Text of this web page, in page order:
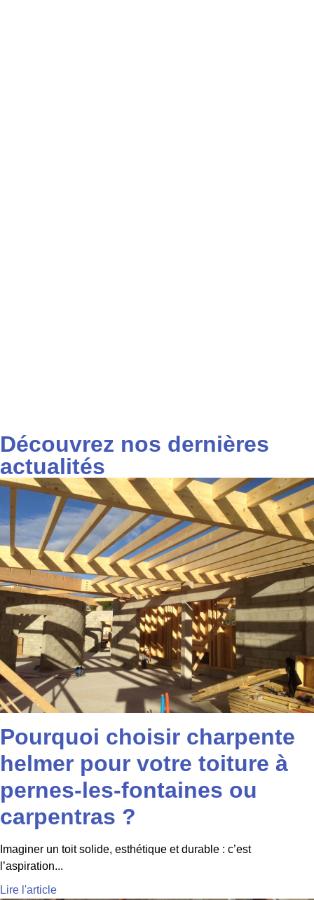
Découvrez nos dernières
actualités
Pourquoi choisir charpente
helmer pour votre toiture à
pernes-les-fontaines ou
carpentras ?
Imaginer un toit solide, esthétique et durable : c’est
l’aspiration...
Lire l'article